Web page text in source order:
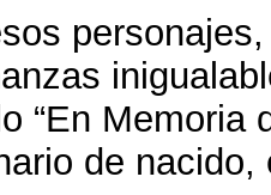
“En Memoria
de nacido,